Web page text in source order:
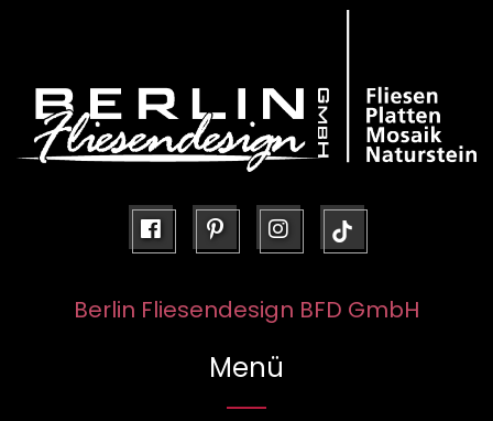
facebookpinterestinstagram
Berlin Fliesendesign BFD GmbH
Menü